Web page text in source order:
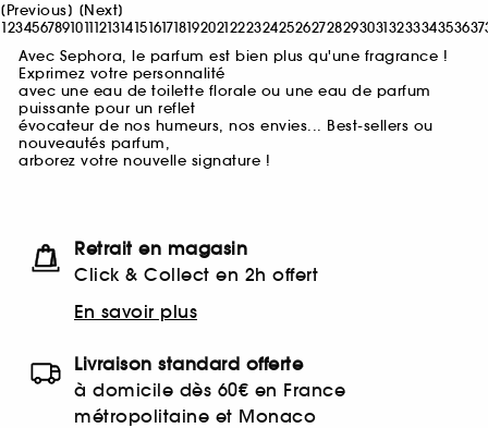
[Previous] [Next]
12345678910111213141516171819202122232425262728293031323334353637
Avec Sephora, le parfum est bien plus qu'une fragrance !
Exprimez votre personnalité
avec une eau de toilette florale ou une eau de parfum
puissante pour un reflet
évocateur de nos humeurs, nos envies... Best-sellers ou
nouveautés parfum,
arborez votre nouvelle signature !
Retrait en magasin
Click & Collect en 2h offert
En savoir plus
Livraison standard offerte
à domicile dès 60€ en France
métropolitaine et Monaco